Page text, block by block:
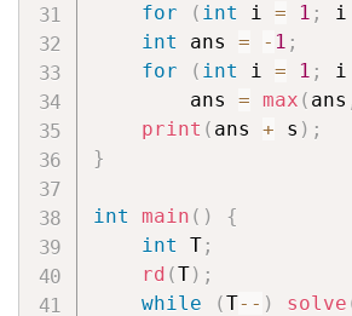
for
( int i = 1 ; i
int ans = - 1 ;
for
( int i = 1 ; i
        ans
= max ( ans
print ( ans + s ) ;
}
int main ( )
{
int T;
rd (T) ;
while
(T-- ) solve